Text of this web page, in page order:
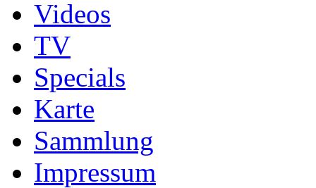
Videos
TV
Specials
Karte
Sammlung
Impressum